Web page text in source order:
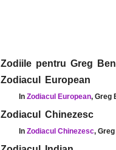
Zodiile pentru Greg
Zodiacul European
In Zodiacul European, Greg
Zodiacul Chinezesc
In Zodiacul Chinezesc,